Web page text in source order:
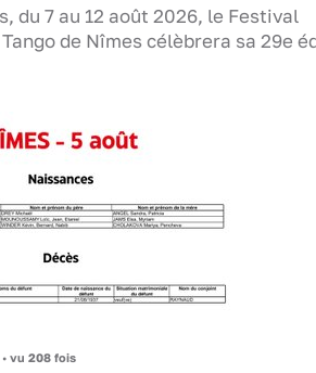
du 7 au 12 août 2026, le Festival
de Nîmes célèbrera sa 29e
• vu 208 fois